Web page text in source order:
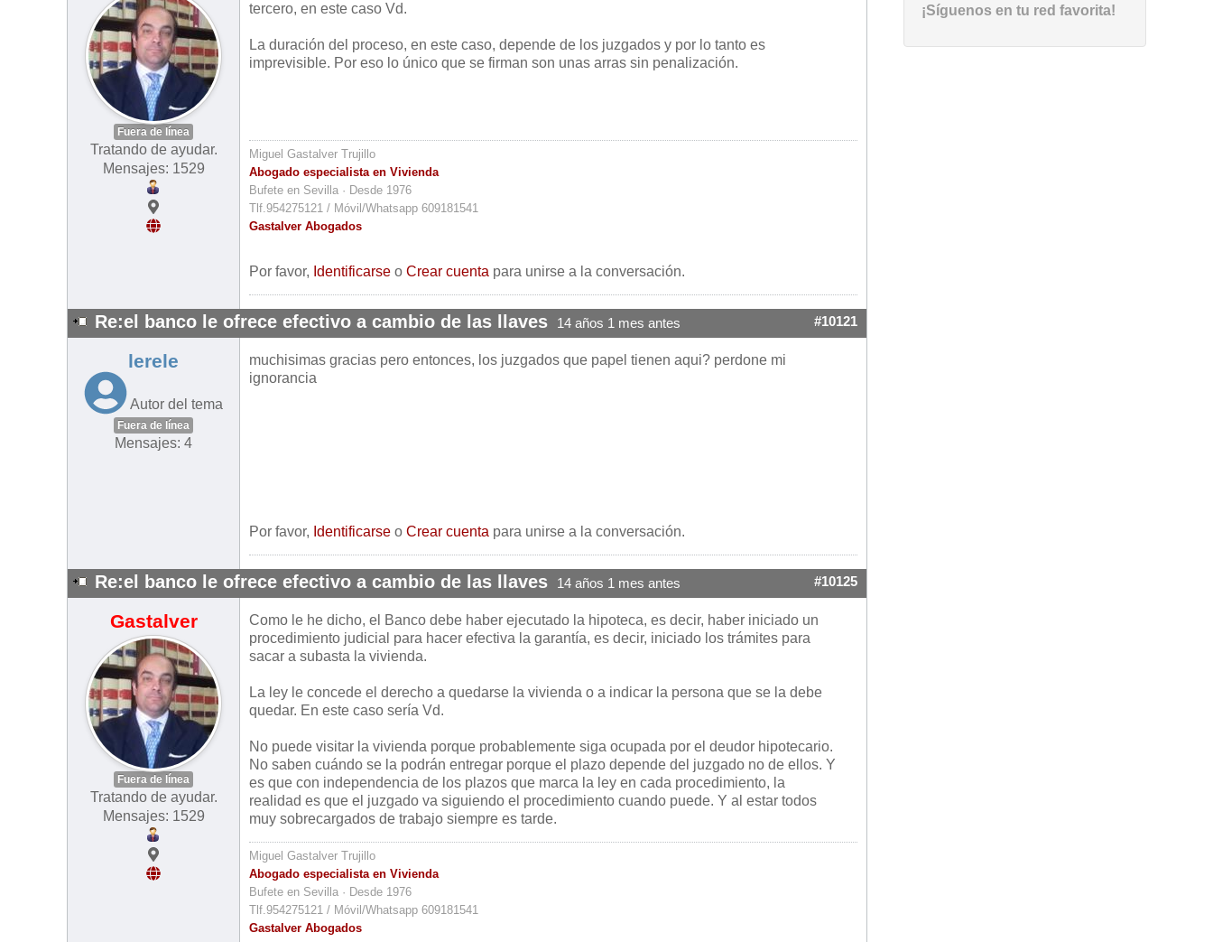
Fuera de línea
Tratando de ayudar.
Mensajes: 1529
tercero, en este caso Vd.
La duración del proceso, en este caso, depende de los juzgados y por lo tanto es
imprevisible. Por eso lo único que se firman son unas arras sin penalización.
Miguel Gastalver Trujillo
Abogado especialista en Vivienda
Bufete en Sevilla · Desde 1976
Tlf.954275121 / Móvil/Whatsapp 609181541
Gastalver Abogados
Por favor, Identificarse o Crear cuenta para unirse a la conversación.
Re:el banco le ofrece efectivo a cambio de las llaves 14 años 1 mes antes #10121
lerele
Autor del tema
Fuera de línea
Mensajes: 4
muchisimas gracias pero entonces, los juzgados que papel tienen aqui? perdone mi
ignorancia
Por favor, Identificarse o Crear cuenta para unirse a la conversación.
Re:el banco le ofrece efectivo a cambio de las llaves 14 años 1 mes antes #10125
Gastalver
Fuera de línea
Tratando de ayudar.
Mensajes: 1529
Como le he dicho, el Banco debe haber ejecutado la hipoteca, es decir, haber iniciado un
procedimiento judicial para hacer efectiva la garantía, es decir, iniciado los trámites para
sacar a subasta la vivienda.
La ley le concede el derecho a quedarse la vivienda o a indicar la persona que se la debe
quedar. En este caso sería Vd.
No puede visitar la vivienda porque probablemente siga ocupada por el deudor hipotecario.
No saben cuándo se la podrán entregar porque el plazo depende del juzgado no de ellos. Y
es que con independencia de los plazos que marca la ley en cada procedimiento, la
realidad es que el juzgado va siguiendo el procedimiento cuando puede. Y al estar todos
muy sobrecargados de trabajo siempre es tarde.
Miguel Gastalver Trujillo
Abogado especialista en Vivienda
Bufete en Sevilla · Desde 1976
Tlf.954275121 / Móvil/Whatsapp 609181541
Gastalver Abogados
¡Síguenos en tu red favorita!